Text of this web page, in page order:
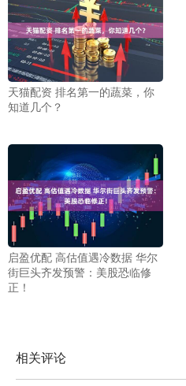
天猫配资 排名第一的蔬菜，你
知道几个？
启盈优配 高估值遇冷数据 华尔
街巨头齐发预警：美股恐临修
正！
相关评论